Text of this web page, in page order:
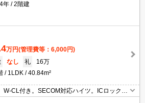
年
2階建
万円(管理費等：6,000円)
なし 礼
16万
1LDK 40.84m²
W-CL付き。SECOM対応ハイツ。ICロック電